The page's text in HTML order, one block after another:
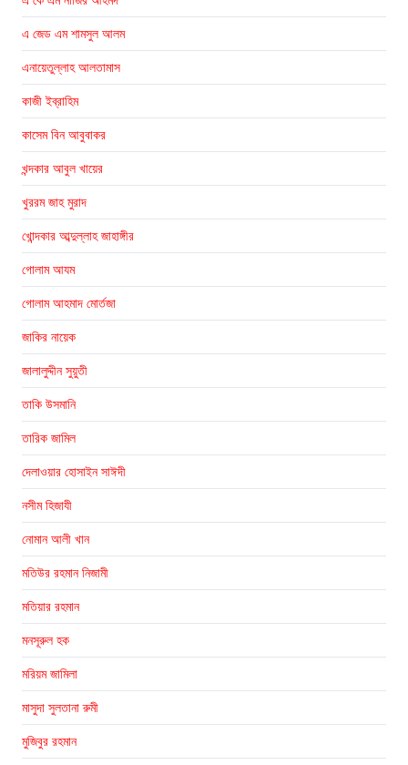
এ জেড এম শামসুল আলম
এনায়েতুল্লাহ আলতামাস
কাজী ইব্রাহিম
কাসেম বিন আবুবাকর
খন্দকার আবুল খায়ের
খুররম জাহ মুরাদ
খোন্দকার আব্দুল্লাহ জাহাঙ্গীর
গোলাম আযম
গোলাম আহমাদ মোর্তজা
জাকির নায়েক
জালালুদ্দীন সুয়ুতী
তাকি উসমানি
তারিক জামিল
দেলাওয়ার হোসাইন সাঈদী
নসীম হিজাযী
নোমান আলী খান
মতিউর রহমান নিজামী
মতিয়ার রহমান
মনসূরুল হক
মরিয়ম জামিলা
মাসুদা সুলতানা রুমী
মুজিবুর রহমান